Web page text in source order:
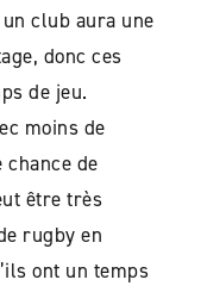
club aura une
donc ces
de jeu.
moins de
de
être très
rugby en
ont un temps